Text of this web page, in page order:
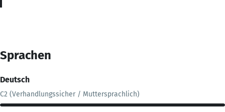
Sprachen
Deutsch
C2 (Verhandlungssicher / Muttersprachlich)